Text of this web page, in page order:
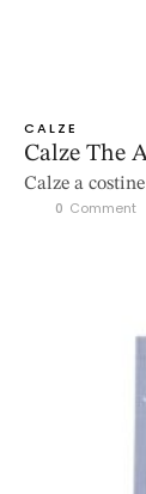
CALZE
Calze The
Calze a
0 Comment